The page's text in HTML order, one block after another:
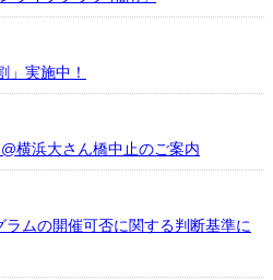
」実施中！
横浜大さん橋中止のご案内
ムの開催可否に関する判断基準に